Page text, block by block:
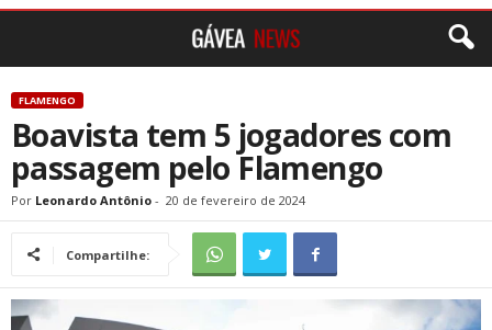
FLAMENGO
Boavista tem 5 jogadores com
passagem pelo Flamengo
Por Leonardo Antônio - 20 de fevereiro de 2024
Compartilhe: